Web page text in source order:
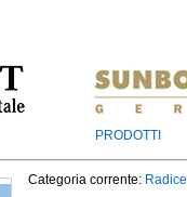
PRODOTTI
Categoria corrente: Radice